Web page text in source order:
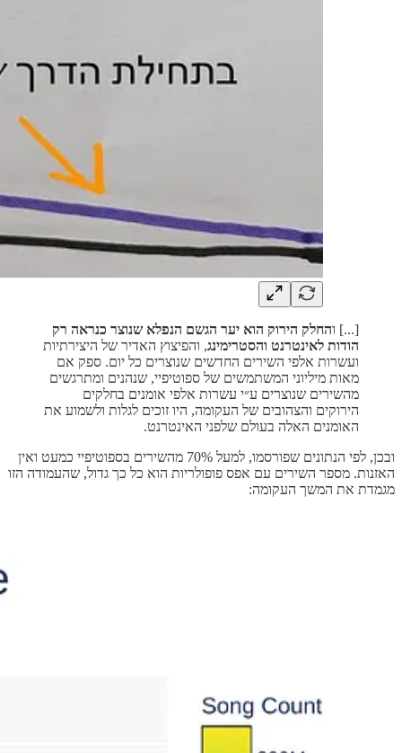
[...] והחלק הירוק הוא יער הגשם הנפלא שנוצר כנראה רק
הודות לאינטרנט והסטרימינג, והפיצוץ האדיר של היצירתיות
ועשרות אלפי השירים החדשים שנוצרים כל יום. ספק אם
מאות מיליוני המשתמשים של ספוטיפיי, שנהנים ומתרגשים
מהשירים שנוצרים ע״י עשרות אלפי אומנים בחלקים
הירוקים והצהובים של העקומה, היו זוכים לגלות ולשמוע את
האומנים האלה בעולם שלפני האינטרנט.
ובכן, לפי הנתונים שפורסמו, למעל 70% מהשירים בספוטיפיי כמעט ואין
האזנות. מספר השירים עם אפס פופולריות הוא כל כך גדול, שהעמודה הזו
מגמדת את המשך העקומה: